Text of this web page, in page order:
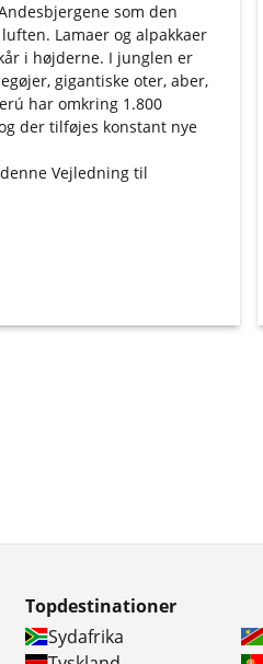
som den
Lamaer og alpakkaer
i højderne. I junglen er
gigantiske oter, aber,
har omkring 1.800
der tilføjes konstant nye
Vejledning til
Topdestinationer
Sydafrika